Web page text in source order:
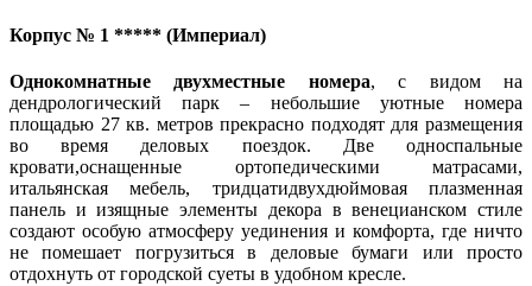
Корпус № 1 ***** (Империал)
Однокомнатные двухместные номера, с видом на
дендрологический парк – небольшие уютные номера
площадью 27 кв. метров прекрасно подходят для размещения
во время деловых поездок. Две односпальные
кровати,оснащенные ортопедическими матрасами,
итальянская мебель, тридцатидвухдюймовая плазменная
панель и изящные элементы декора в венецианском стиле
создают особую атмосферу уединения и комфорта, где ничто
не помешает погрузиться в деловые бумаги или просто
отдохнуть от городской суеты в удобном кресле.